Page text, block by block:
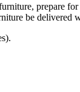
prepare
be delivered